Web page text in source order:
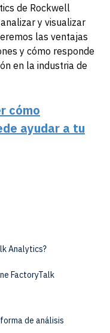
de Rockwell
y visualizar
las ventajas
y cómo responde
en la industria de
cómo
ayudar a tu
Analytics?
FactoryTalk
de análisis